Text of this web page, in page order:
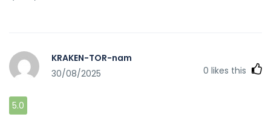
KRAKEN-TOR-nam
30/08/2025
0 likes this
5.0